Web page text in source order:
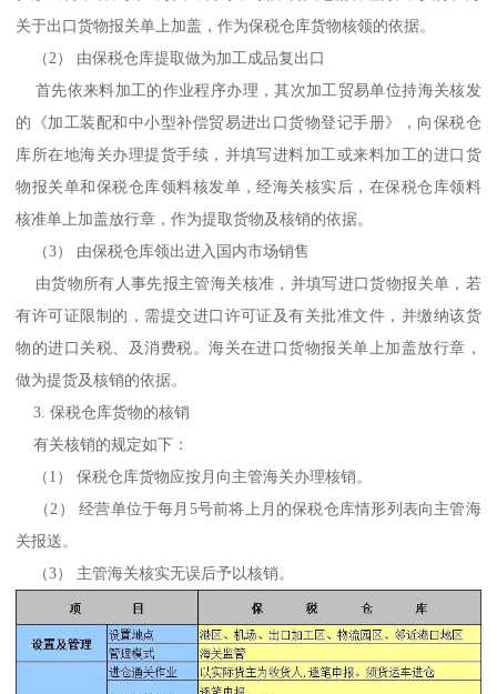
关于出口货物报关单上加盖，作为保税仓库货物核领的依据。
（2） 由保税仓库提取做为加工成品复出口
首先依来料加工的作业程序办理，其次加工贸易单位持海关核发
的《加工装配和中小型补偿贸易进出口货物登记手册》，向保税仓
库所在地海关办理提货手续，并填写进料加工或来料加工的进口货
物报关单和保税仓库领料核发单，经海关核实后，在保税仓库领料
核准单上加盖放行章，作为提取货物及核销的依据。
（3） 由保税仓库领出进入国内市场销售
由货物所有人事先报主管海关核准，并填写进口货物报关单，若
有许可证限制的，需提交进口许可证及有关批准文件，并缴纳该货
物的进口关税、及消费税。海关在进口货物报关单上加盖放行章，
做为提货及核销的依据。
3. 保税仓库货物的核销
有关核销的规定如下：
（1） 保税仓库货物应按月向主管海关办理核销。
（2） 经营单位于每月5号前将上月的保税仓库情形列表向主管海
关报送。
（3） 主管海关核实无误后予以核销。